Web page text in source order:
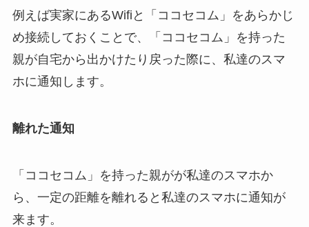
例えば実家にあるWifiと「ココセコム」をあらかじ
め接続しておくことで、「ココセコム」を持った
親が自宅から出かけたり戻った際に、私達のスマ
ホに通知します。
離れた通知
「ココセコム」を持った親がが私達のスマホか
ら、一定の距離を離れると私達のスマホに通知が
来ます。